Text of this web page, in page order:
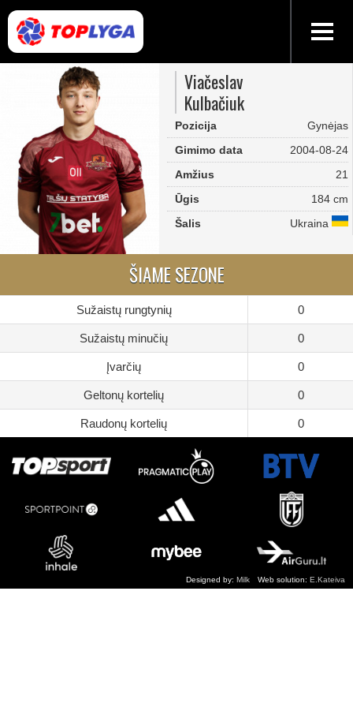
Viačeslav
Kulbačiuk
Pozicija
Gynėjas
Gimimo data
2004-08-24
Amžius
21
Ūgis
184 cm
Šalis
Ukraina
ŠIAME SEZONE
Sužaistų rungtynių 0
Sužaistų minučių 0
Įvarčių 0
Geltonų kortelių 0
Raudonų kortelių 0
Web solution: E.Kateiva
Designed by: Milk